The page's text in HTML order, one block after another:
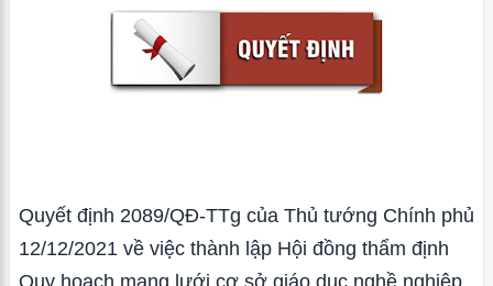
Quyết định 2089/QĐ-TTg của Thủ tướng Chính phủ
12/12/2021 về việc thành lập Hội đồng thẩm định
Quy hoạch mạng lưới cơ sở giáo dục nghề nghiệp